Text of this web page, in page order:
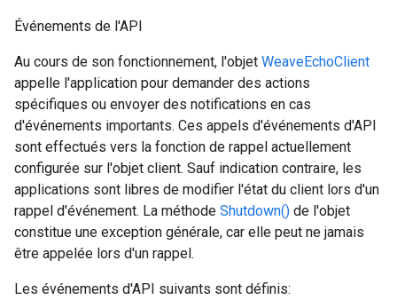
Événements de l'API
Au cours de son fonctionnement, l'objet WeaveEchoClient
appelle l'application pour demander des actions
spécifiques ou envoyer des notifications en cas
d'événements importants. Ces appels d'événements d'API
sont effectués vers la fonction de rappel actuellement
configurée sur l'objet client. Sauf indication contraire, les
applications sont libres de modifier l'état du client lors d'un
rappel d'événement. La méthode Shutdown() de l'objet
constitue une exception générale, car elle peut ne jamais
être appelée lors d'un rappel.
Les événements d'API suivants sont définis: